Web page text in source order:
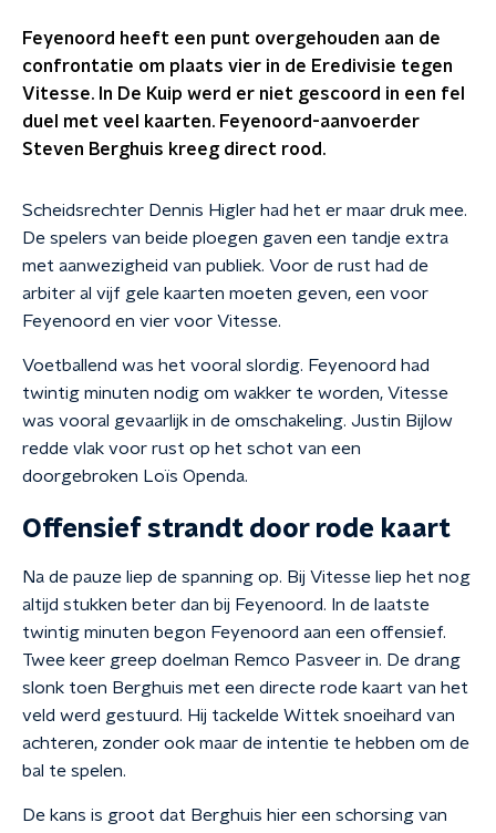
Feyenoord heeft een punt overgehouden aan de
confrontatie om plaats vier in de Eredivisie tegen
Vitesse. In De Kuip werd er niet gescoord in een fel
duel met veel kaarten. Feyenoord-aanvoerder
Steven Berghuis kreeg direct rood.
Scheidsrechter Dennis Higler had het er maar druk mee.
De spelers van beide ploegen gaven een tandje extra
met aanwezigheid van publiek. Voor de rust had de
arbiter al vijf gele kaarten moeten geven, een voor
Feyenoord en vier voor Vitesse.
Voetballend was het vooral slordig. Feyenoord had
twintig minuten nodig om wakker te worden, Vitesse
was vooral gevaarlijk in de omschakeling. Justin Bijlow
redde vlak voor rust op het schot van een
doorgebroken Loïs Openda.
Offensief strandt door rode kaart
Na de pauze liep de spanning op. Bij Vitesse liep het nog
altijd stukken beter dan bij Feyenoord. In de laatste
twintig minuten begon Feyenoord aan een offensief.
Twee keer greep doelman Remco Pasveer in. De drang
slonk toen Berghuis met een directe rode kaart van het
veld werd gestuurd. Hij tackelde Wittek snoeihard van
achteren, zonder ook maar de intentie te hebben om de
bal te spelen.
De kans is groot dat Berghuis hier een schorsing van